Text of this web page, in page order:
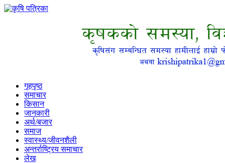
गृहपृष्ठ
समाचार
किसान
जानकारी
अर्थ/बजार
समाज
स्वास्थ्य/जीवनशैली
अन्तर्राष्ट्रिय समाचार
लेख